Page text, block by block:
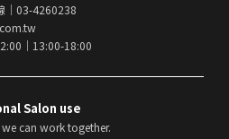
｜03-4260238
｜13:00-18:00
Salon use
can work together.